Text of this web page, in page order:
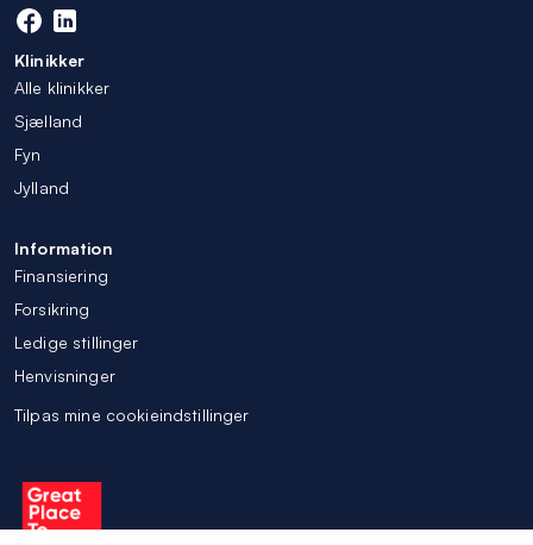
Klinikker
Alle klinikker
Sjælland
Fyn
Jylland
Information
Finansiering
Forsikring
Ledige stillinger
Henvisninger
Tilpas mine cookieindstillinger